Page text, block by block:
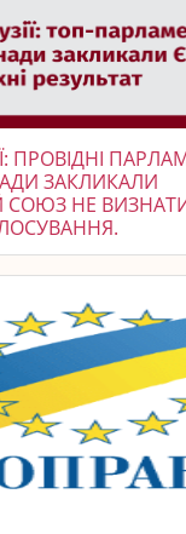
ПРОВІДНІ
ЗАКЛИКАЛИ
СОЮЗ НЕ